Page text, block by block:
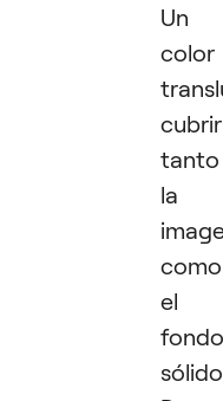
Un
color
tanto
la
como
el
fondo